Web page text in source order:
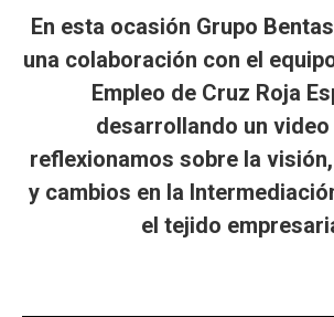
En esta ocasión Grupo
una colaboración con el
Empleo de Cruz Roja
desarrollando un
reflexionamos sobre la
y cambios en la
el tejido